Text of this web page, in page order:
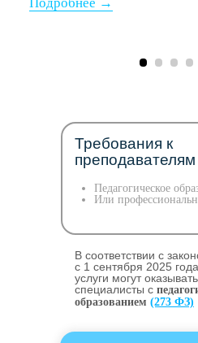
Педагогическое
Или
В соответствии с
c 1 сентября 2025
услуги могут
специалисты с
образованием (273 ФЗ)
Требования к
преподавателям